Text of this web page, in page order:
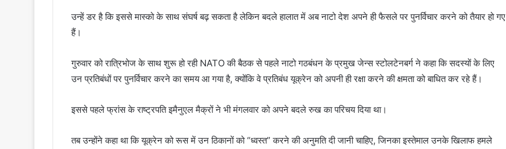
उन्हें डर है कि इससे मास्को के साथ संघर्ष बढ़ सकता है लेकिन बदले हालात में अब नाटो देश अपने ही फैसले पर पुनर्विचार करने को तैयार हो गए
हैं।
गुरुवार को रात्रिभोज के साथ शुरू हो रही NATO की बैठक से पहले नाटो गठबंधन के प्रमुख जेन्स स्टोलटेनबर्ग ने कहा कि सदस्यों के लिए
उन प्रतिबंधों पर पुनर्विचार करने का समय आ गया है, क्योंकि वे प्रतिबंध यूक्रेन को अपनी ही रक्षा करने की क्षमता को बाधित कर रहे हैं।
इससे पहले फ्रांस के राष्ट्रपति इमैनुएल मैक्रों ने भी मंगलवार को अपने बदले रुख का परिचय दिया था।
तब उन्होंने कहा था कि यूक्रेन को रूस में उन ठिकानों को “ध्वस्त” करने की अनुमति दी जानी चाहिए, जिनका इस्तेमाल उनके खिलाफ हमले